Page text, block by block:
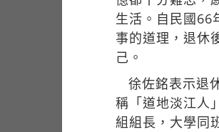
生活。自民國66
事的道理，退休
己。
徐佐銘表示退
稱「道地淡江人
組組長，大學同